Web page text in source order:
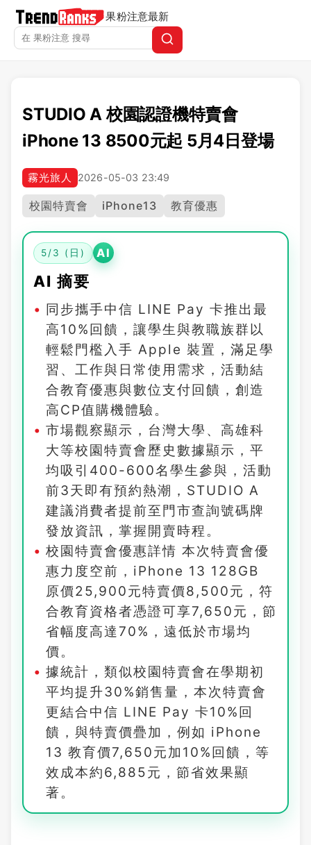
果粉注意最新
STUDIO A 校園認證機特賣會
iPhone 13 8500元起 5月4日登場
霧光旅人 2026-05-03 23:49
校園特賣會 iPhone13 教育優惠
5/3 (日) AI
AI 摘要
同步攜手中信 LINE Pay 卡推出最
高10%回饋，讓學生與教職族群以
輕鬆門檻入手 Apple 裝置，滿足學
習、工作與日常使用需求，活動結
合教育優惠與數位支付回饋，創造
高CP值購機體驗。
市場觀察顯示，台灣大學、高雄科
大等校園特賣會歷史數據顯示，平
均吸引400-600名學生參與，活動
前3天即有預約熱潮，STUDIO A
建議消費者提前至門市查詢號碼牌
發放資訊，掌握開賣時程。
校園特賣會優惠詳情 本次特賣會優
惠力度空前，iPhone 13 128GB
原價25,900元特賣價8,500元，符
合教育資格者憑證可享7,650元，節
省幅度高達70%，遠低於市場均
價。
據統計，類似校園特賣會在學期初
平均提升30%銷售量，本次特賣會
更結合中信 LINE Pay 卡10%回
饋，與特賣價疊加，例如 iPhone
13 教育價7,650元加10%回饋，等
效成本約6,885元，節省效果顯
著。